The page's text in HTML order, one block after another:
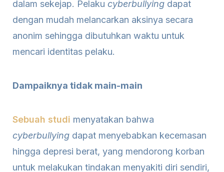
dalam sekejap. Pelaku cyberbullying dapat
dengan mudah melancarkan aksinya secara
anonim sehingga dibutuhkan waktu untuk
mencari identitas pelaku.
Dampaiknya tidak main-main
Sebuah studi menyatakan bahwa
cyberbullying dapat menyebabkan kecemasan
hingga depresi berat, yang mendorong korban
untuk melakukan tindakan menyakiti diri sendiri,